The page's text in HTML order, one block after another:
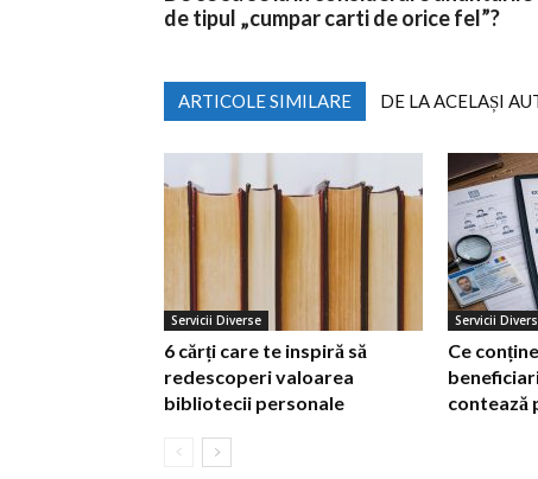
de tipul „cumpar carti de orice fel”?
ARTICOLE SIMILARE DE LA ACELAȘI
Servicii Diverse
6 cărți care te inspiră să
redescoperi valoarea
bibliotecii personale
Servicii
Ce
contează